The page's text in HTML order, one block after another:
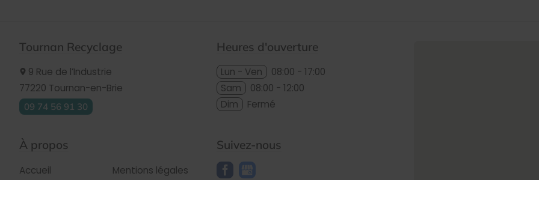
Tournan Recyclage
9 Rue de l’Industrie
77220 Tournan-en-Brie
09 74 56 91 30
Heures d'ouverture
Lun - Ven
08:00 - 17:00
Sam
08:00 - 12:00
Dim
Fermé
À propos
Accueil
Mentions légales
Suivez-nous